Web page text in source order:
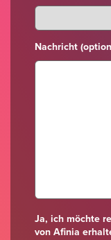
Nachricht
Ja, ich möchte
von Afinia